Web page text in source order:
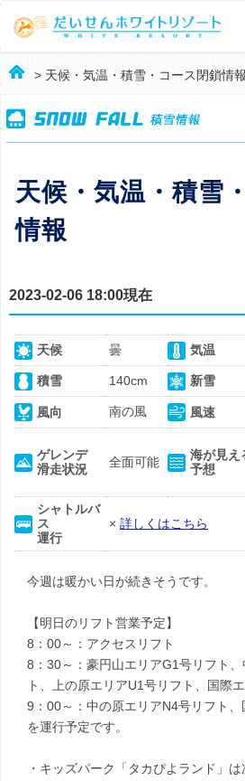
> 天候・気温・積雪・コース閉鎖情報
天候・気温・積雪
情報
2023-02-06 18:00現在
天候 曇 気温
積雪 140cm 新雪
風向 南の風 風速
ゲレンデ
滑走状況
全面可能
海が見え
予想
シャトルバ
ス
運行
× 詳しくはこちら
今週は暖かい日が続きそうです。
【明日のリフト営業予定】
8：00～：アクセスリフト
8：30～：豪円山エリアG1号リフト
ト、上の原エリアU1号リフト、国際
9：00～：中の原エリアN4号リフト
を運行予定です。
・キッズパーク「タカぴよランド」は